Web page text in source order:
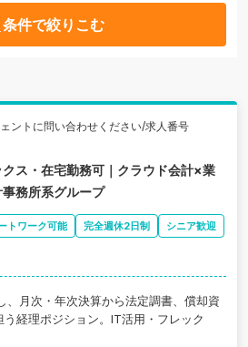
条件で絞りこむ
ントに問い合わせください/求人番号
クス・在宅勤務可｜クラウド会計×業
務所系グループ
トワーク可能 完全週休2日制
シニア歓迎
、月次・年次決算から法定調書、償却資
経理ポジション。IT活用・フレック